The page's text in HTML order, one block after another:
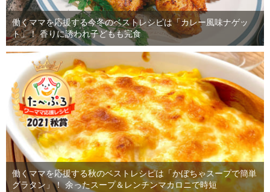
働くママを応援する今冬のベストレシピは「カレー風味ナゲッ
ト」！ 香りに誘われ子どもも完食
働くママを応援する秋のベストレシピは「かぼちゃスープで簡単
グラタン」！ 余ったスープ＆レンチンマカロニで時短